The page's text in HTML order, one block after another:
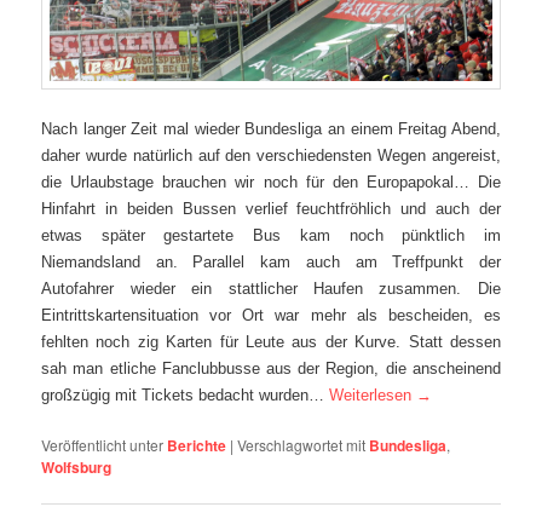
Nach langer Zeit mal wieder Bundesliga an einem Freitag Abend,
daher wurde natürlich auf den verschiedensten Wegen angereist,
die Urlaubstage brauchen wir noch für den Europapokal… Die
Hinfahrt in beiden Bussen verlief feuchtfröhlich und auch der
etwas später gestartete Bus kam noch pünktlich im
Niemandsland an. Parallel kam auch am Treffpunkt der
Autofahrer wieder ein stattlicher Haufen zusammen. Die
Eintrittskartensituation vor Ort war mehr als bescheiden, es
fehlten noch zig Karten für Leute aus der Kurve. Statt dessen
sah man etliche Fanclubbusse aus der Region, die anscheinend
großzügig mit Tickets bedacht wurden…Weiterlesen →
Veröffentlicht unter Berichte |Verschlagwortet mit Bundesliga,
Wolfsburg